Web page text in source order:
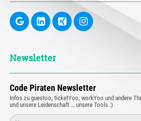
Newsletter
Code Piraten Newsletter
Infos zu guestoo, ticketYoo, workYoo und andere
und unsere Leidenschaft … unsere Tools :)